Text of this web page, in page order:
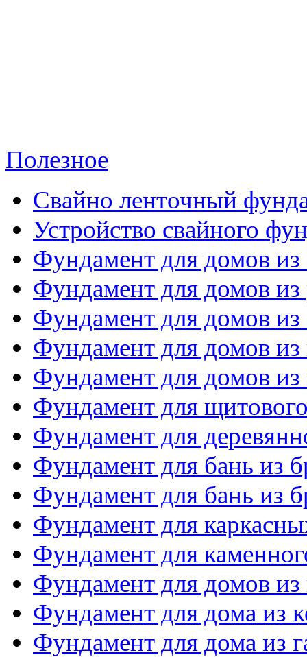
Полезное
Свайно ленточный
Устройство свайного
Фундамент для домов из
Фундамент для домов из
Фундамент для домов
Фундамент для домов
Фундамент для домов из
Фундамент для
Фундамент для
Фундамент для бань из
Фундамент для бань из
Фундамент для
Фундамент для
Фундамент для домов из
Фундамент для дома из
Фундамент для дома из